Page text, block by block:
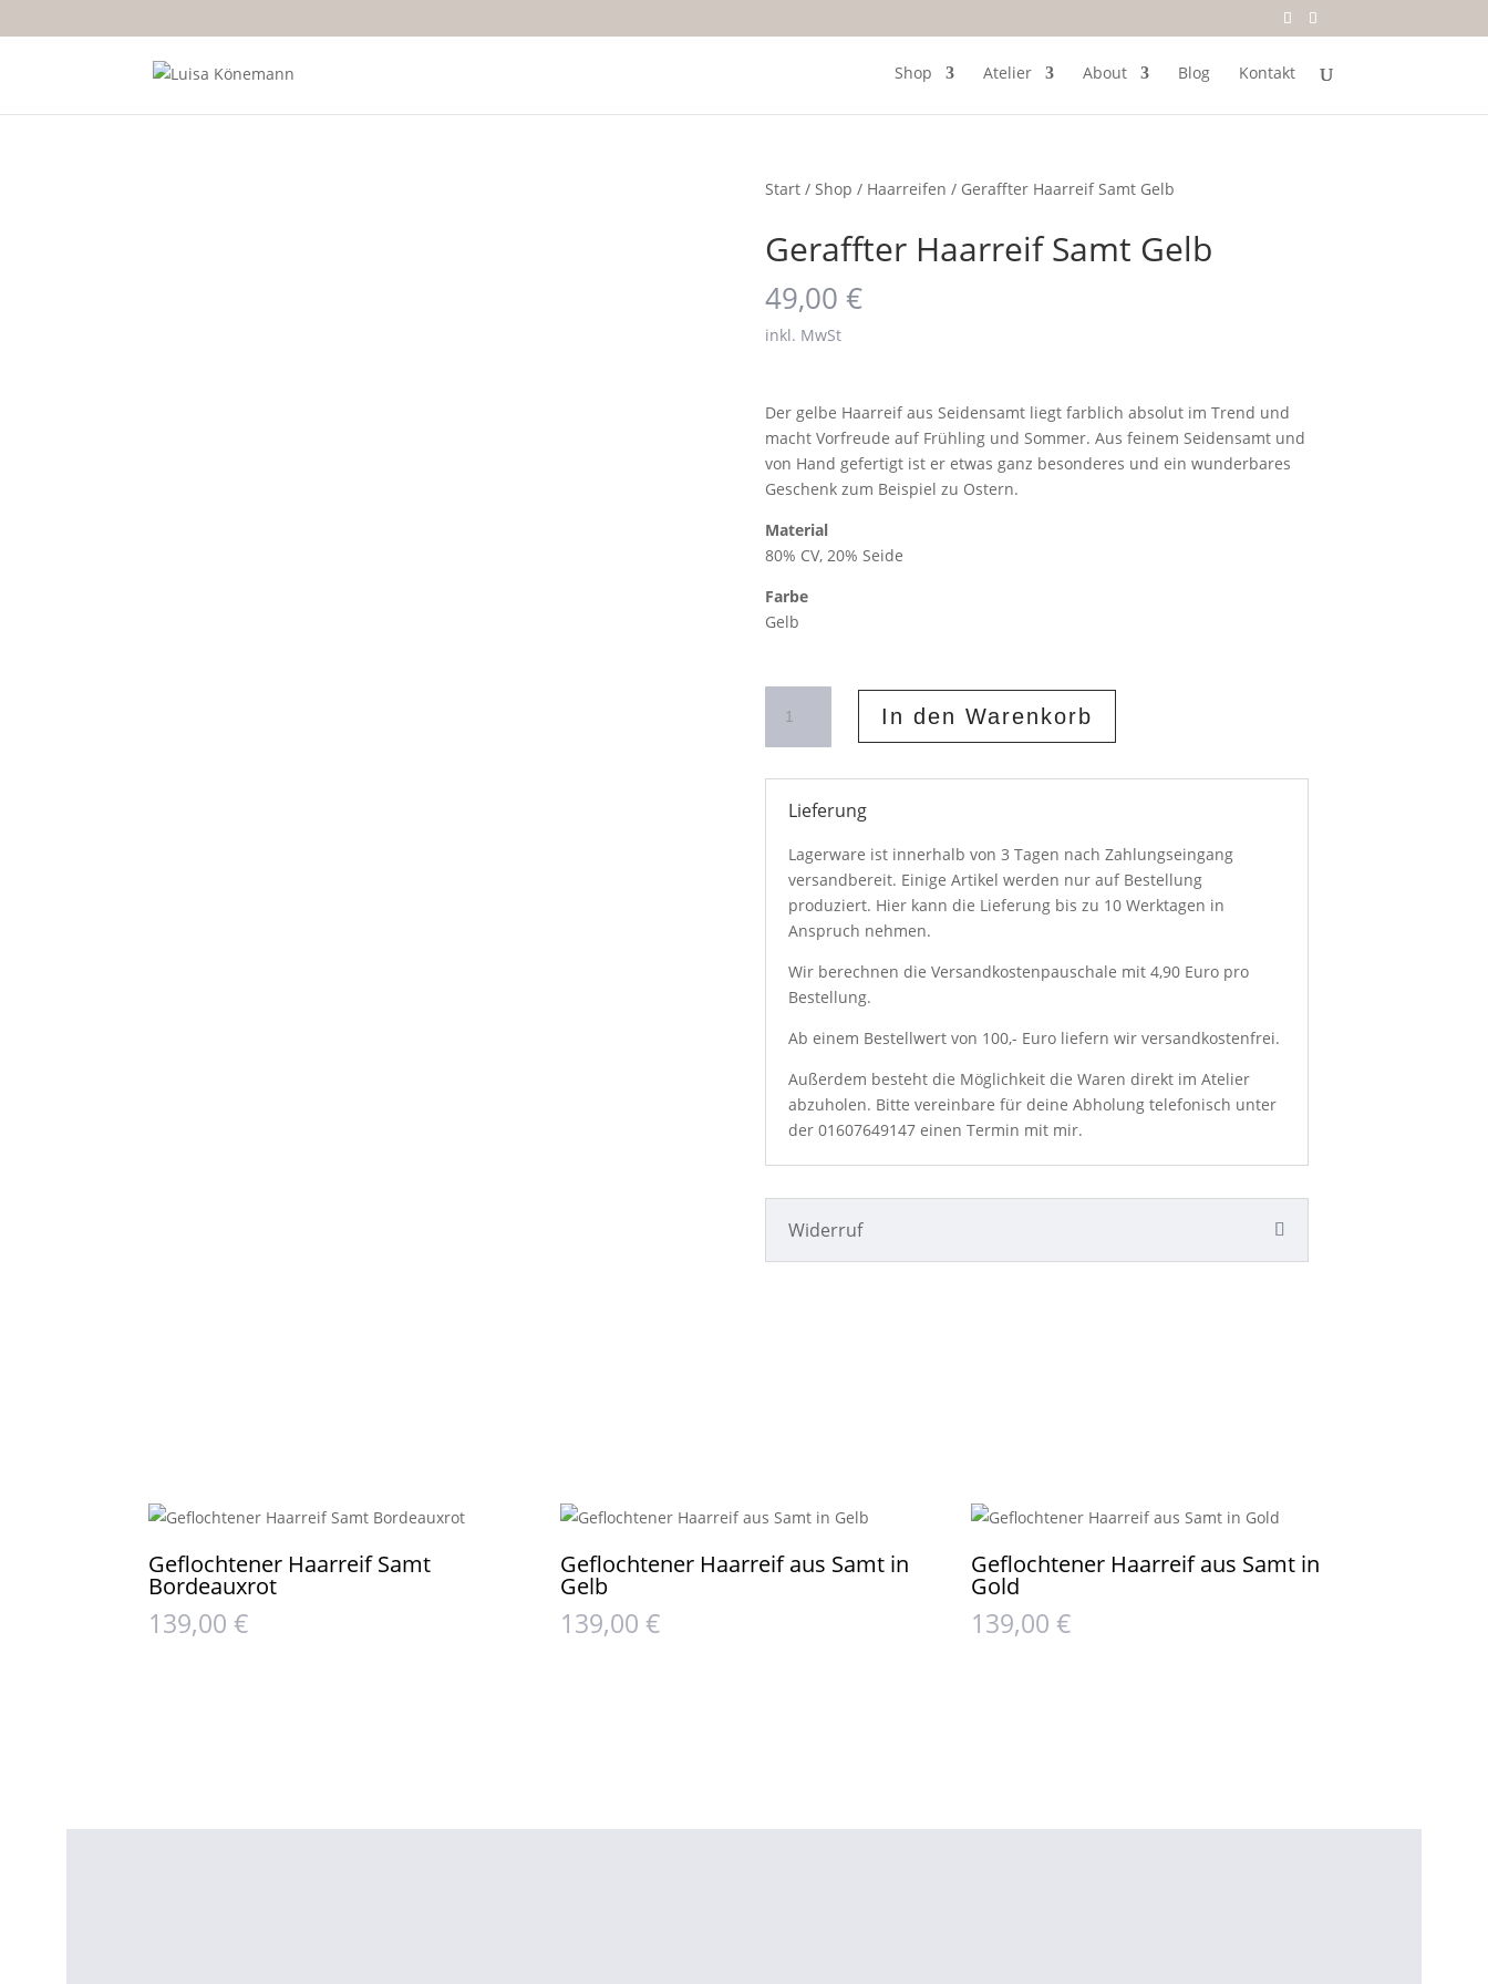
Shop Atelier About Blog Kontakt
Start/ Shop / Haarreifen / Geraffter Haarreif Samt Gelb
Geraffter Haarreif Samt Gelb
49,00 €
inkl. MwSt
Der gelbe Haarreif aus Seidensamt liegt farblich absolut im Trend und
macht Vorfreude auf Frühling und Sommer. Aus feinem Seidensamt und
von Hand gefertigt ist er etwas ganz besonderes und ein wunderbares
Geschenk zum Beispiel zu Ostern.
Material
80% CV, 20% Seide
Farbe
Gelb
Haarreif
Samt
In den Warenkorb
Lieferung
Lagerware ist innerhalb von 3 Tagen nach Zahlungseingang
versandbereit. Einige Artikel werden nur auf Bestellung
produziert. Hier kann die Lieferung bis zu 10 Werktagen in
Anspruch nehmen.
Wir berechnen die Versandkostenpauschale mit 4,90 Euro pro
Bestellung.
Ab einem Bestellwert von 100,- Euro liefern wir versandkostenfrei.
Außerdem besteht die Möglichkeit die Waren direkt im Atelier
abzuholen. Bitte vereinbare für deine Abholung telefonisch unter
der 01607649147 einen Termin mit mir.
Widerruf
Geflochtener Haarreif Samt
Bordeauxrot
139,00€
Geflochtener Haarreif aus Samt in
Gelb
139,00 €
Geflochtener Haarreif aus Samt in
Gold
139,00€